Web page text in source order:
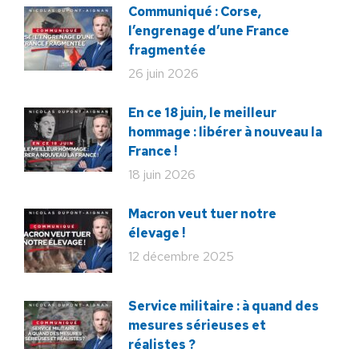
Communiqué : Corse,
l’engrenage d’une France
fragmentée
26 juin 2026
En ce 18 juin, le meilleur
hommage : libérer à nouveau la
France !
18 juin 2026
Macron veut tuer notre
élevage !
12 décembre 2025
Service militaire : à quand des
mesures sérieuses et
réalistes ?